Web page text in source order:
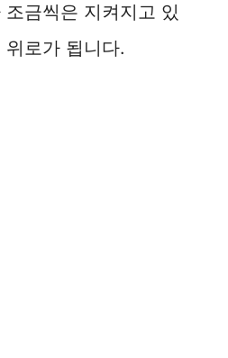
조금씩은 지켜지고 있
위로가 됩니다.